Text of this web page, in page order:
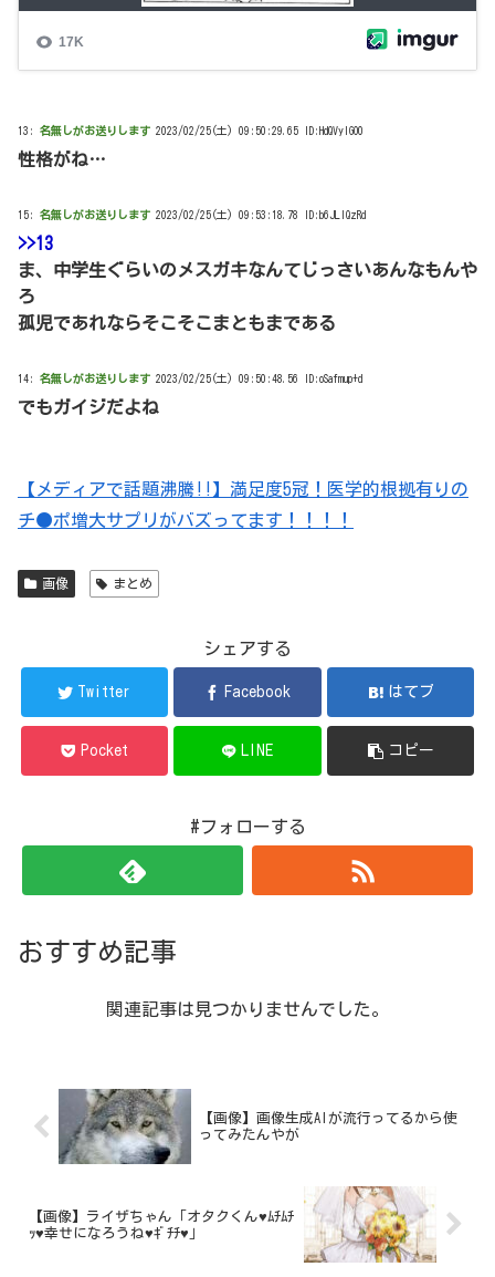
13: 名無しがお送りします 2023/02/25(土) 09:50:29.65 ID:HdQVyIGO0
性格がね…
15: 名無しがお送りします 2023/02/25(土) 09:53:18.78 ID:b6JLlQzRd
>>13
ま、中学生ぐらいのメスガキなんてじっさいあんなもんや
ろ
孤児であれならそこそこまともまである
14: 名無しがお送りします 2023/02/25(土) 09:50:48.56 ID:oSafmup+d
でもガイジだよね
【メディアで話題沸騰!!】満足度5冠！医学的根拠有りの
チ●ポ増大サプリがバズってます！！！！
画像 まとめ
シェアする
Twitter Facebook はてブ
Pocket LINE コピー
#フォローする
おすすめ記事
関連記事は見つかりませんでした。
【画像】画像生成AIが流行ってるから使
ってみたんやが
【画像】ライザちゃん「オタクくん♥ﾑﾁﾑﾁ
ｯ♥幸せになろうね♥ｷﾞﾁﾁ♥」